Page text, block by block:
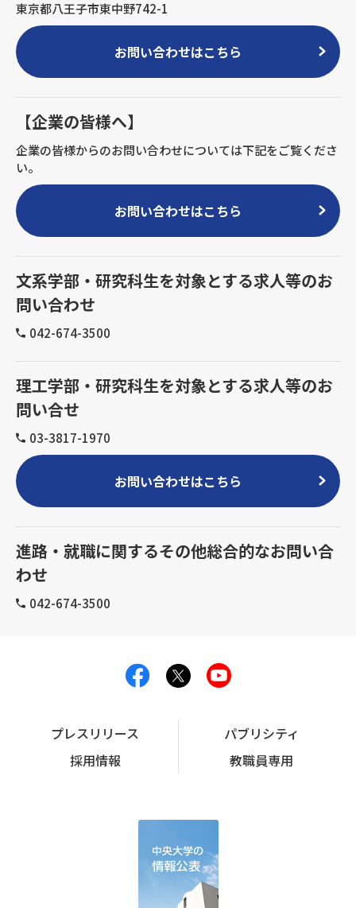
東京都八王子市東中野742-1
お問い合わせはこちら
【企業の皆様へ】
企業の皆様からのお問い合わせについては下記をご覧くださ
い。
お問い合わせはこちら
文系学部・研究科生を対象とする求人等のお
問い合わせ
042-674-3500
理工学部・研究科生を対象とする求人等のお
問い合せ
03-3817-1970
お問い合わせはこちら
進路・就職に関するその他総合的なお問い合
わせ
042-674-3500
プレスリリース
パブリシティ
採用情報
教職員専用